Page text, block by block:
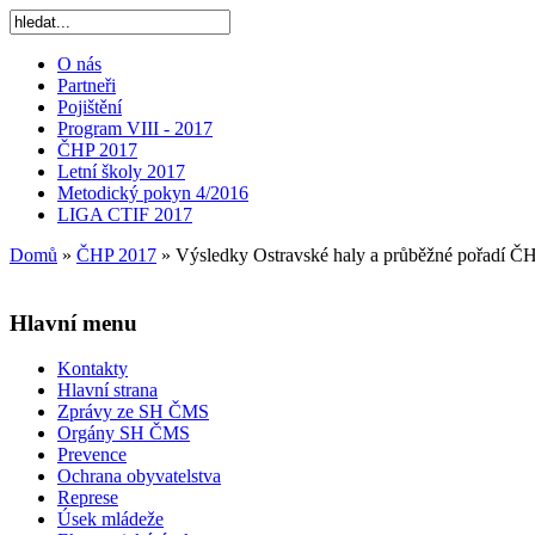
O nás
Partneři
Pojištění
Program VIII - 2017
ČHP 2017
Letní školy 2017
Metodický pokyn 4/2016
LIGA CTIF 2017
Domů » ČHP 2017 » Výsledky Ostravské haly a průběžné pořadí
Hlavní menu
Kontakty
Hlavní strana
Zprávy ze SH ČMS
Orgány SH ČMS
Prevence
Ochrana obyvatelstva
Represe
Úsek mládeže